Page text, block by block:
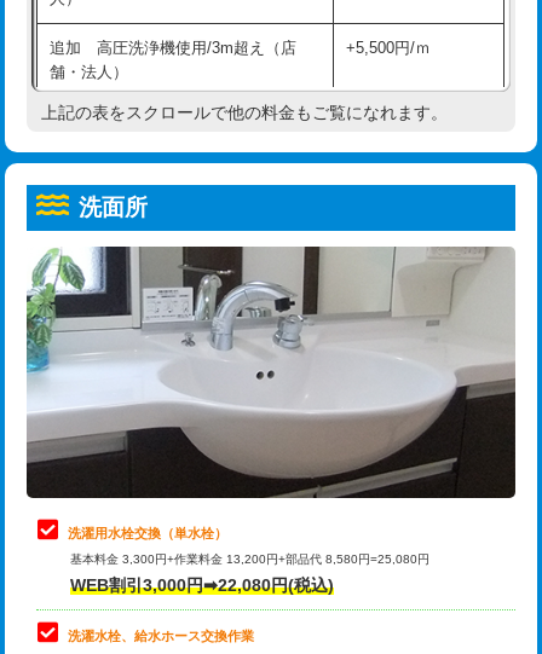
コンクリート斫り（厚さ10㎝超え）
モルタル補修（厚さ10㎝まで） 27,500円
モルタル補修（厚さ10㎝超え） 38,500円
洗面台設置 38,500円
追加人工
廃棄・処分 現場見積
※給水管工事は20mmまでの価格です。
給水管工事※（ホール加工)
給水管工事※（バンド止め) 3,300円
給水管工事※（支持金具設置) 5,500円
給水管工事※（保温材使用（バンド止
め込み）)
5,500円
給水管工事※（土の掘削・埋め戻し作
業)
11,000円
給水管工事※（塩ビ管（VP・HI）使
用/3ｍまで)
33,000円
給水管工事※（塩ビ管（VP・HI）使
用（追加）/3ｍ超え)
給水管工事※（ライニング鋼管・銅
管・ポリ管・HT管使用/3ｍまで)
44,000円
給水管工事※（ライニング鋼管・銅
管・ポリ管・HT管使用/3ｍ超え)
排水管工事（土の掘削・埋め戻し作
業）
追加 高圧洗浄機使用/3m超え（店
舗・法人）
+5,500円/ｍ
高度高圧洗浄換 現地調査
トーラー機使用/3mまで
追加トーラー機使用/3m超え +3,300円
カメラ調査 33,000円
桝清掃
止水・漏水調査・防水処理・清掃・修
理・調整・分解・加工など（軽作業）
11,000円
止水・漏水調査・防水処理・清掃・修
理・調整・分解・加工など（中作業）
22,000円
止水・漏水調査・防水処理・清掃・修
理・調整・分解・加工など（重作業）
33,000円
キッチンタンク脱着
上記の表をスクロールで他の料金もご覧になれます。
洗面所
洗濯用水栓交換（単水栓）
基本料金 3,300円+作業料金 13,200円+部品代 8,580円=25,080円
WEB割引3,000円➡22,080円(税込)
洗濯水栓、給水ホース交換作業